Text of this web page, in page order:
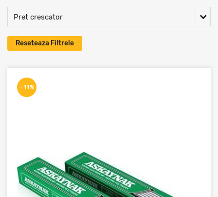
Pret crescator
Reseteaza Filtrele
- 11%